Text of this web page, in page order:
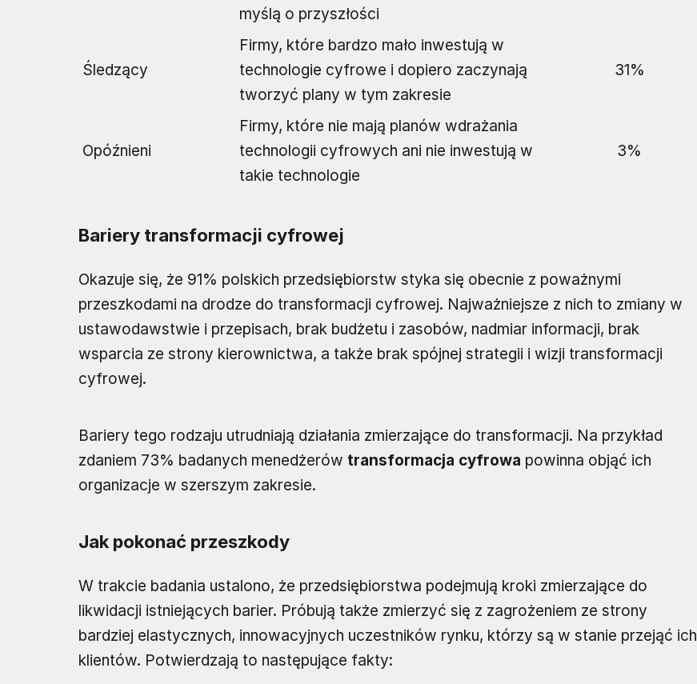
myślą o przyszłości
Śledzący
Firmy, które bardzo mało inwestują w
technologie cyfrowe i dopiero zaczynają
tworzyć plany w tym zakresie
31%
Opóźnieni
Firmy, które nie mają planów wdrażania
technologii cyfrowych ani nie inwestują w
takie technologie
3%
Bariery transformacji cyfrowej
Okazuje się, że 91% polskich przedsiębiorstw styka się obecnie z poważnymi
przeszkodami na drodze do transformacji cyfrowej. Najważniejsze z nich to zmiany w
ustawodawstwie i przepisach, brak budżetu i zasobów, nadmiar informacji, brak
wsparcia ze strony kierownictwa, a także brak spójnej strategii i wizji transformacji
cyfrowej.
Bariery tego rodzaju utrudniają działania zmierzające do transformacji. Na przykład
zdaniem 73% badanych menedżerów transformacja cyfrowa powinna objąć ich
organizacje w szerszym zakresie.
Jak pokonać przeszkody
W trakcie badania ustalono, że przedsiębiorstwa podejmują kroki zmierzające do
likwidacji istniejących barier. Próbują także zmierzyć się z zagrożeniem ze strony
bardziej elastycznych, innowacyjnych uczestników rynku, którzy są w stanie przejąć ich
klientów. Potwierdzają to następujące fakty: